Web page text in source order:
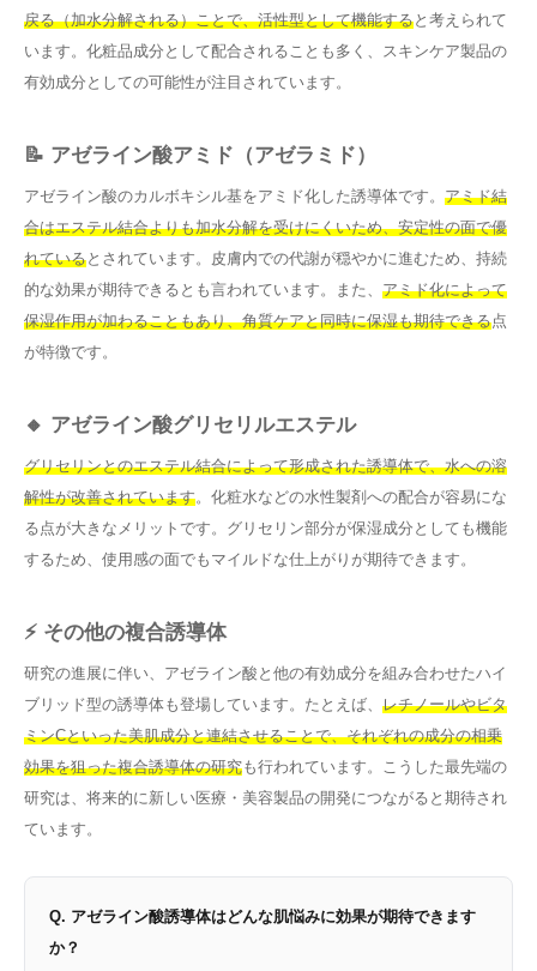
戻る（加水分解される）ことで、活性型として機能すると考えられて
います。化粧品成分として配合されることも多く、スキンケア製品の
有効成分としての可能性が注目されています。
📝 アゼライン酸アミド（アゼラミド）
アゼライン酸のカルボキシル基をアミド化した誘導体です。 アミド結
合はエステル結合よりも加水分解を受けにくいため、安定性の面で優
れているとされています。皮膚内での代謝が穏やかに進むため、持続
的な効果が期待できるとも言われています。また、 アミド化によって
保湿作用が加わることもあり、角質ケアと同時に保湿も期待できる点
が特徴です。
🔸 アゼライン酸グリセリルエステル
グリセリンとのエステル結合によって形成された誘導体で、水への溶
解性が改善されています。化粧水などの水性製剤への配合が容易にな
る点が大きなメリットです。グリセリン部分が保湿成分としても機能
するため、使用感の面でもマイルドな仕上がりが期待できます。
⚡ その他の複合誘導体
研究の進展に伴い、アゼライン酸と他の有効成分を組み合わせたハイ
ブリッド型の誘導体も登場しています。たとえば、 レチノールやビタ
ミンCといった美肌成分と連結させることで、それぞれの成分の相乗
効果を狙った複合誘導体の研究も行われています。こうした最先端の
研究は、将来的に新しい医療・美容製品の開発につながると期待され
ています。
Q. アゼライン酸誘導体はどんな肌悩みに効果が期待できます
か？